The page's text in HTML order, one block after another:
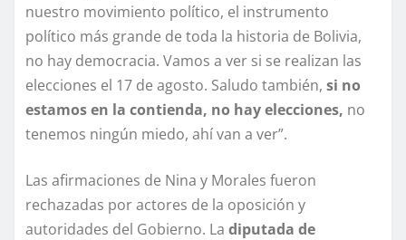
nuestro movimiento político, el instrumento
político más grande de toda la historia de Bolivia,
no hay democracia. Vamos a ver si se realizan las
elecciones el 17 de agosto. Saludo también, si no
estamos en la contienda, no hay elecciones, no
tenemos ningún miedo, ahí van a ver”.
Las afirmaciones de Nina y Morales fueron
rechazadas por actores de la oposición y
autoridades del Gobierno. La diputada de